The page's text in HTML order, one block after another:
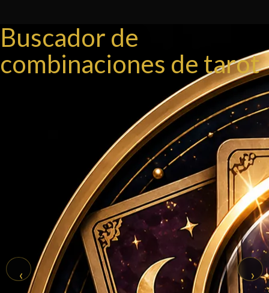
contenido
‹ ›
Buscador de
combinaciones de tarot